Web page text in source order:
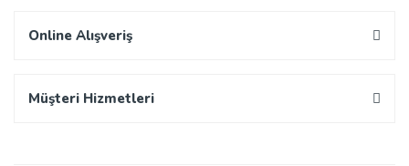
Online Alışveriş
Müşteri Hizmetleri